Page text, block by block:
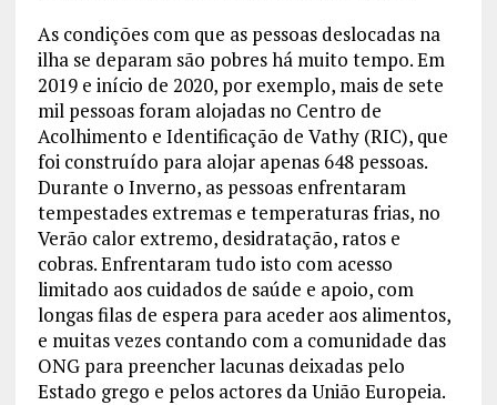
As condições com que as pessoas deslocadas na
ilha se deparam são pobres há muito tempo. Em
2019 e início de 2020, por exemplo, mais de sete
mil pessoas foram alojadas no Centro de
Acolhimento e Identificação de Vathy (RIC), que
foi construído para alojar apenas 648 pessoas.
Durante o Inverno, as pessoas enfrentaram
tempestades extremas e temperaturas frias, no
Verão calor extremo, desidratação, ratos e
cobras. Enfrentaram tudo isto com acesso
limitado aos cuidados de saúde e apoio, com
longas filas de espera para aceder aos alimentos,
e muitas vezes contando com a comunidade das
ONG para preencher lacunas deixadas pelo
Estado grego e pelos actores da União Europeia.